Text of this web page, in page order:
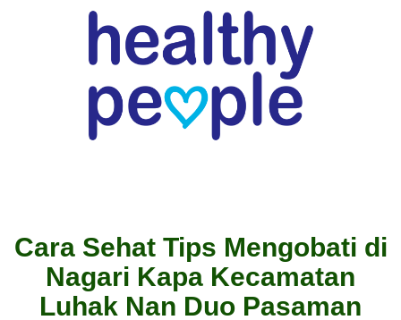
Cara Sehat Tips Mengobati di
Nagari Kapa Kecamatan
Luhak Nan Duo Pasaman